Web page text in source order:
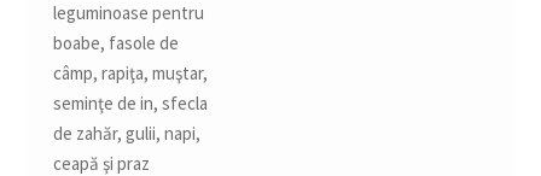
leguminoase pentru
boabe, fasole de
câmp, rapiţa, muştar,
seminţe de in, sfecla
de zahăr, gulii, napi,
ceapă şi praz